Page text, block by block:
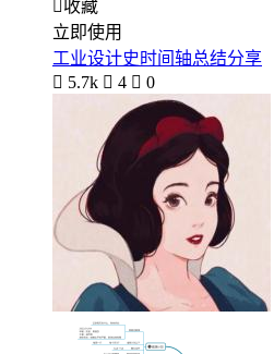
收藏
立即使用
工业设计史时间轴总结分享
 5.7k  4  0